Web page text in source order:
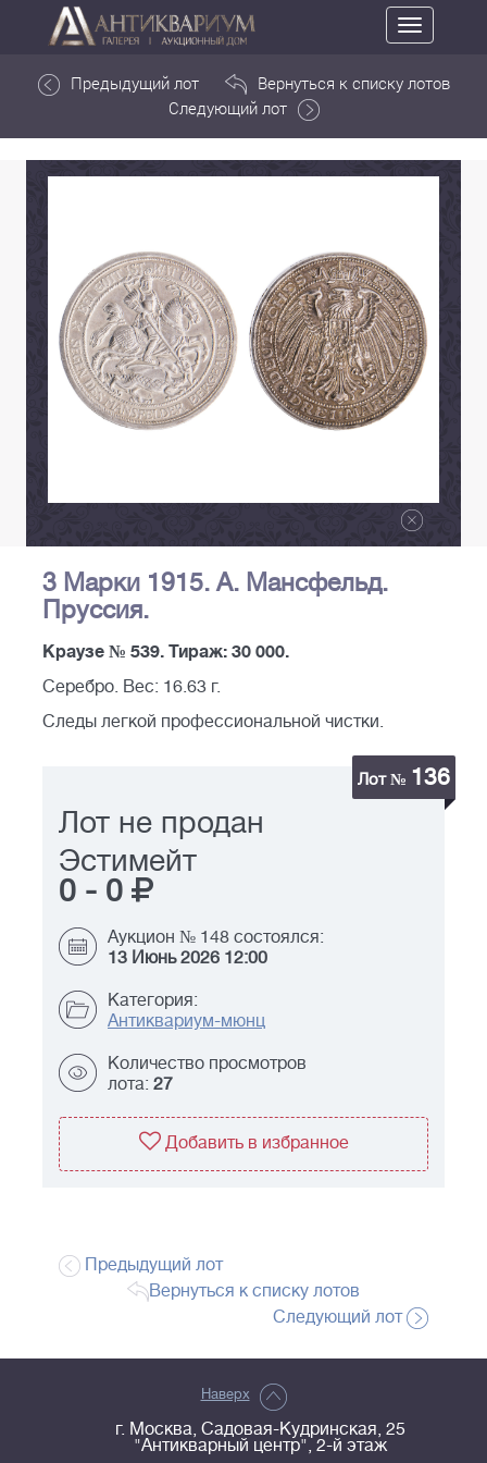
Toggle
navigation
Предыдущий лот
Вернуться к списку лотов
Следующий лот
3 Марки 1915. А. Мансфельд.
Пруссия.
Краузе № 539. Тираж: 30 000.
Серебро. Вес: 16.63 г.
Следы легкой профессиональной чистки.
Лот № 136
Лот не продан
Эстимейт
0 - 0
Аукцион № 148 состоялся:
13 Июнь 2026 12:00
Категория:
Антиквариум-мюнц
Количество просмотров
лота: 27
Добавить в избранное
Предыдущий лот
Вернуться к списку лотов
Следующий лот
Наверх
г. Москва, Садовая-Кудринская, 25
"Антикварный центр", 2-й этаж